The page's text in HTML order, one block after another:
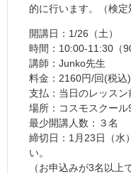
的に行います。（検定
開講日：1/26（土）
時間：10:00-11:30（
講師：Junko先生
料金：2160円/回(税込)
支払：当日のレッスン
場所：コスモスクール
最少開講人数：３名
締切日：1月23日（水
い。
（お申込みが3名以上